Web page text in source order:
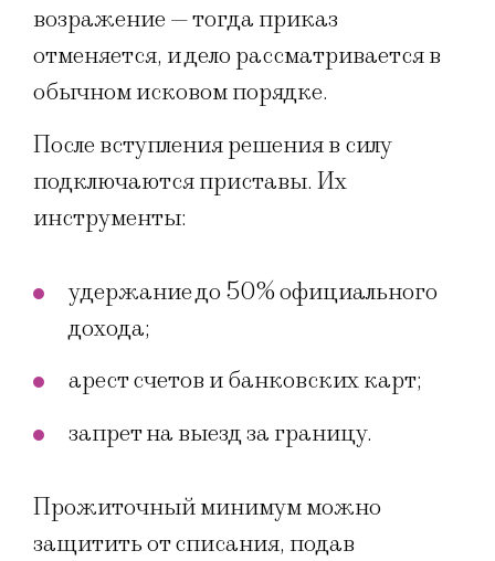
возражение — тогда приказ
отменяется, и дело рассматривается в
обычном исковом порядке.
После вступления решения в силу
подключаются приставы. Их
инструменты:
удержание до 50% официального
дохода;
арест счетов и банковских карт;
запрет на выезд за границу.
Прожиточный минимум можно
защитить от списания, подав